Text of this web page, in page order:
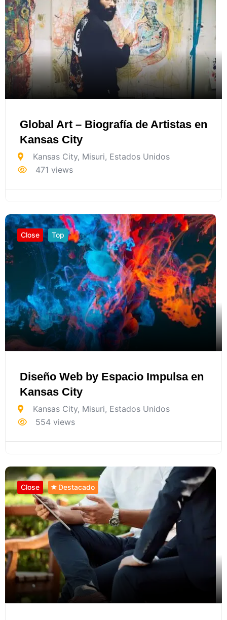
Global Art – Biografía de Artistas en
Kansas City
Kansas City, Misuri, Estados Unidos
471 views
Close
Diseño Web by Espacio Impulsa en
Kansas City
Top
Kansas City, Misuri, Estados Unidos
554 views
Close Destacado